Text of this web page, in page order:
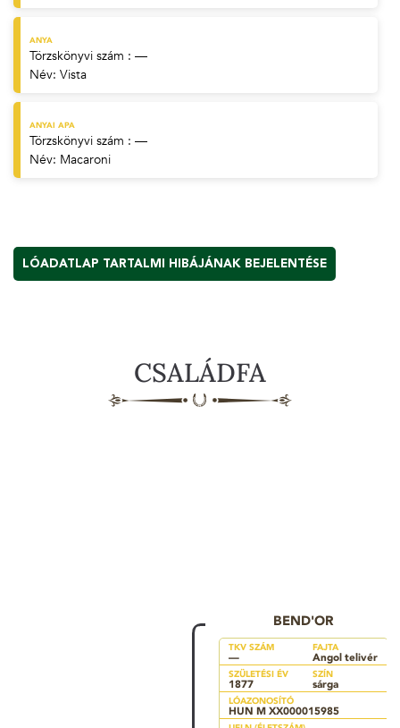
ANYA
Törzskönyvi szám : —
Név: Vista
ANYAI APA
Törzskönyvi szám : —
Név: Macaroni
LÓADATLAP TARTALMI HIBÁJÁNAK BEJELENTÉSE
CSALÁDFA
BEND'OR
TKV SZÁM
—
FAJTA
Angol telivér
SZÜLETÉSI ÉV
1877
SZÍN
sárga
LÓAZONOSÍTÓ
HUN M XX000015985